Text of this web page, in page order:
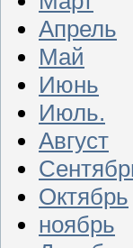
Апрель
Май
Июнь
Июль.
Август
Октябрь
ноябрь